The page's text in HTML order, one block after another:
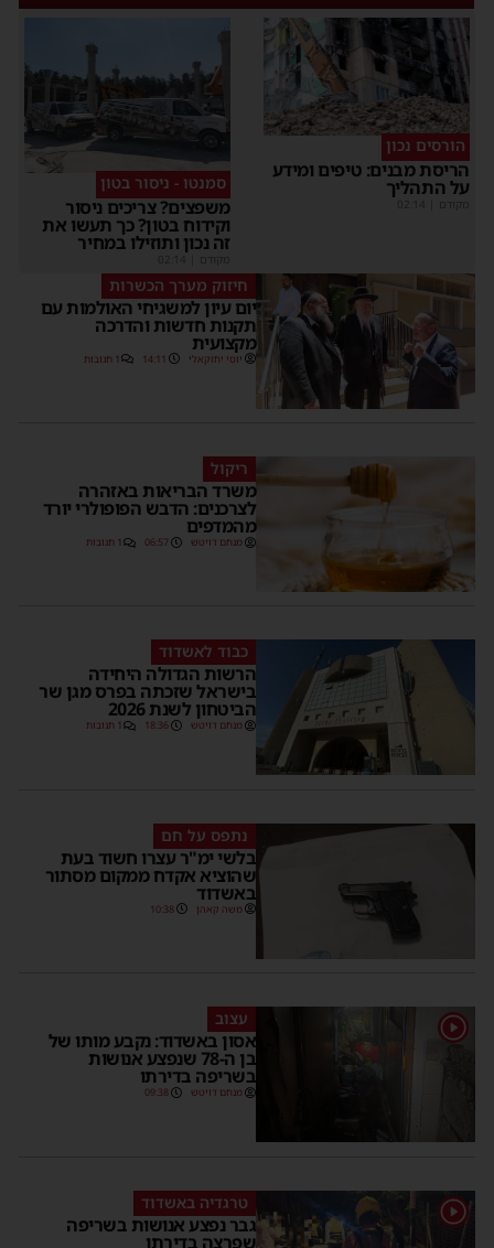
הורסים נכון
הריסת מבנים: טיפים ומידע
על התהליך
מקודם
סמנטו - ניסור בטון
משפצים? צריכים ניסור
וקידוח בטון? כך תעשו את
זה נכון ותוזילו במחיר
מקודם
חיזוק מערך הכשרות
יום עיון למשגיחי האולמות עם
תקנות חדשות והדרכה
מקצועית
יוסי יחזקאלי 14:11 1 תגובות
ריקול
משרד הבריאות באזהרה
לצרכנים: הדבש הפופולרי יורד
מהמדפים
מנחם דויטש 06:57 1 תגובות
כבוד לאשדוד
הרשות הגדולה היחידה
בישראל שזכתה בפרס מגן שר
הביטחון לשנת 2026
מנחם דויטש 18:36 1 תגובות
נתפס על חם
בלשי ימ"ר עצרו חשוד בעת
שהוציא אקדח ממקום מסתור
באשדוד
משה קאהן 10:38
1 עצוב
אסון באשדוד: נקבע מותו של
בן ה-78 שנפצע אנושות
בשריפה בדירתו
מנחם דויטש 09:38
1 טרגדיה באשדוד
גבר נפצע אנושות בשריפה
שפרצה בדירתו